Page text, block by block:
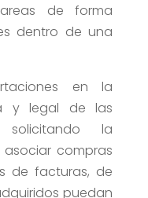
de forma
dentro de una
en la
y legal de las
solicitando la
compras
de facturas, de
puedan